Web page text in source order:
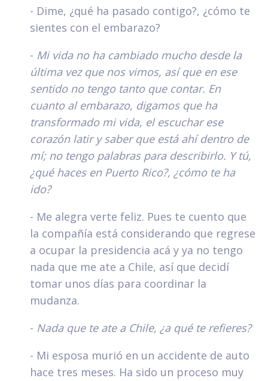
- Dime, ¿qué ha pasado contigo?, ¿cómo te
sientes con el embarazo?
- Mi vida no ha cambiado mucho desde la
última vez que nos vimos, así que en ese
sentido no tengo tanto que contar. En
cuanto al embarazo, digamos que ha
transformado mi vida, el escuchar ese
corazón latir y saber que está ahí dentro de
mí; no tengo palabras para describirlo. Y tú,
¿qué haces en Puerto Rico?, ¿cómo te ha
ido?
- Me alegra verte feliz. Pues te cuento que
la compañía está considerando que regrese
a ocupar la presidencia acá y ya no tengo
nada que me ate a Chile, así que decidí
tomar unos días para coordinar la
mudanza.
- Nada que te ate a Chile, ¿a qué te refieres?
- Mi esposa murió en un accidente de auto
hace tres meses. Ha sido un proceso muy